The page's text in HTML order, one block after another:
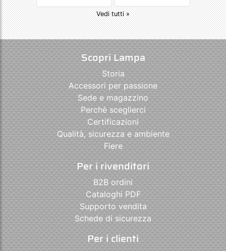
Vedi tutti »
Scopri Lampa
Storia
Accessori per passione
Sede e magazzino
Perchè sceglierci
Certificazioni
Qualità, sicurezza e ambiente
Fiere
Per i rivenditori
B2B ordini
Cataloghi PDF
Supporto vendita
Schede di sicurezza
Per i clienti